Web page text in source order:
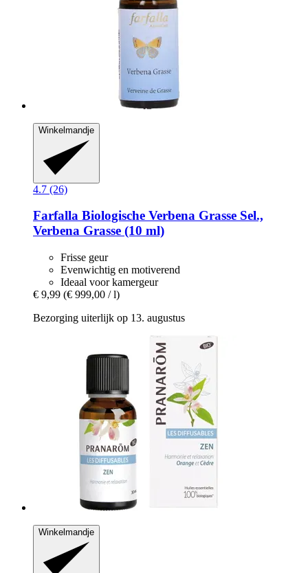
Winkelmandje
4.7 (26)
Farfalla Biologische Verbena Grasse Sel.,
Verbena Grasse (10 ml)
Frisse geur
Evenwichtig en motiverend
Ideaal voor kamergeur
€ 9,99 (€ 999,00 / l)
Bezorging uiterlijk op 13. augustus
Winkelmandje